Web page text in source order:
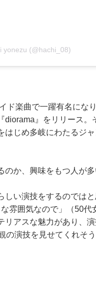
yonezu (@hachi_08)
ド楽曲で一躍有名にな
』をリリース。
はじめ多岐にわたるジ
か、興味をもつ人が多
しい演技をするのでは
雰囲気なので」（50代
リアスな魅力があり、
の演技を見せてくれそ